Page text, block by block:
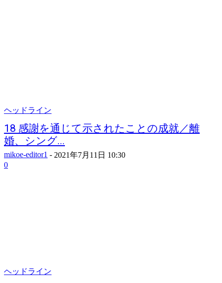
ヘッドライン
18 感謝を通じて示されたことの成就／離
婚、シング...
mikoe-editor1 - 2021年7月11日 10:30
0
ヘッドライン